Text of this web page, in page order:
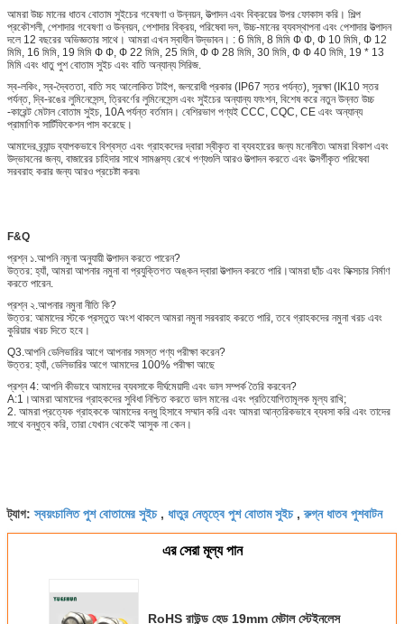
আমরা উচ্চ মানের ধাতব বোতাম সুইচের গবেষণা ও উন্নয়ন, উত্পাদন এবং বিক্রয়ের উপর ফোকাস করি। শিল্প
প্রকৌশলী, পেশাদার গবেষণা ও উন্নয়ন, পেশাদার বিক্রয়, পরিষেবা দল, উচ্চ-মানের ব্যবস্থাপনা এবং পেশাদার উত্পাদন
দলে 12 বছরের অভিজ্ঞতার সাথে। আমরা এখন স্বাধীন উদ্ভাবন। : 6 মিমি, 8 মিমি Ф Ф, Ф 10 মিমি, Ф 12
মিমি, 16 মিমি, 19 মিমি Ф Ф, Ф 22 মিমি, 25 মিমি, Ф Ф 28 মিমি, 30 মিমি, Ф Ф 40 মিমি, 19 * 13
মিমি এবং ধাতু পুশ বোতাম সুইচ এবং বাতি অন্যান্য সিরিজ.
স্ব-লকিং, স্ব-দ্বৈততা, বাতি সহ আলোকিত টাইপ, জলরোধী প্রকার (IP67 স্তর পর্যন্ত), সুরক্ষা (IK10 স্তর
পর্যন্ত, দ্বি-রঙের লুমিনেসেন্স, ত্রিবর্ণের লুমিনেসেন্স এবং সুইচের অন্যান্য ফাংশন, বিশেষ করে নতুন উন্নত উচ্চ
-কারেন্ট মেটাল বোতাম সুইচ, 10A পর্যন্ত বর্তমান। বেশিরভাগ পণ্যই CCC, CQC, CE এবং অন্যান্য
প্রামাণিক সার্টিফিকেশন পাস করেছে।
আমাদের ব্র্যান্ড ব্যাপকভাবে বিশ্বস্ত এবং গ্রাহকদের দ্বারা স্বীকৃত বা ব্যবহারের জন্য মনোনীত৷ আমরা বিকাশ এবং
উদ্ভাবনের জন্য, বাজারের চাহিদার সাথে সামঞ্জস্য রেখে পণ্যগুলি আরও উত্পাদন করতে এবং উত্সর্গীকৃত পরিষেবা
সরবরাহ করার জন্য আরও প্রচেষ্টা করব৷
F&Q
প্রশ্ন ১.আপনি নমুনা অনুযায়ী উত্পাদন করতে পারেন?
উত্তর: হ্যাঁ, আমরা আপনার নমুনা বা প্রযুক্তিগত অঙ্কন দ্বারা উত্পাদন করতে পারি।আমরা ছাঁচ এবং ফিক্সচার নির্মাণ
করতে পারেন.
প্রশ্ন ২.আপনার নমুনা নীতি কি?
উত্তর: আমাদের স্টকে প্রস্তুত অংশ থাকলে আমরা নমুনা সরবরাহ করতে পারি, তবে গ্রাহকদের নমুনা খরচ এবং
কুরিয়ার খরচ দিতে হবে।
Q3.আপনি ডেলিভারির আগে আপনার সমস্ত পণ্য পরীক্ষা করেন?
উত্তর: হ্যাঁ, ডেলিভারির আগে আমাদের 100% পরীক্ষা আছে
প্রশ্ন 4: আপনি কীভাবে আমাদের ব্যবসাকে দীর্ঘমেয়াদী এবং ভাল সম্পর্ক তৈরি করবেন?
A:1।আমরা আমাদের গ্রাহকদের সুবিধা নিশ্চিত করতে ভাল মানের এবং প্রতিযোগিতামূলক মূল্য রাখি;
2. আমরা প্রত্যেক গ্রাহককে আমাদের বন্ধু হিসাবে সম্মান করি এবং আমরা আন্তরিকভাবে ব্যবসা করি এবং তাদের
সাথে বন্ধুত্ব করি, তারা যেখান থেকেই আসুক না কেন।
ট্যাগ:স্বয়ংচালিত পুশ বোতামের সুইচ, ধাতুর নেতৃত্বে পুশ বোতাম সুইচ,রুগ্ন ধাতব পুশবাটন
এর সেরা মূল্য পান
RoHS রাউন্ড হেড 19mm মেটাল স্টেইনলেস